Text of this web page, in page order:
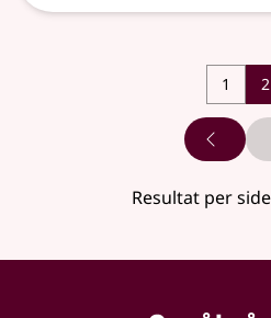
1 2
Forrige
Resultat per